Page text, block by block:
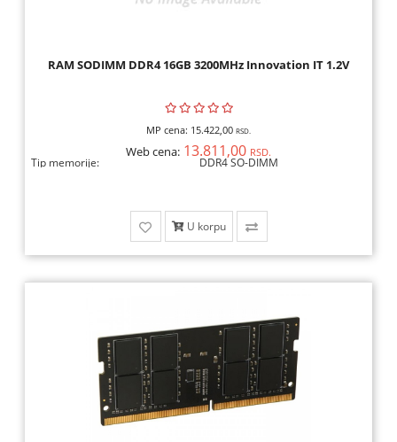
RAM SODIMM DDR4 16GB 3200MHz Innovation IT 1.2V
MP cena: 15.422,00 RSD.
Web cena: 13.811,00 RSD.
Tip memorije: DDR4 SO-DIMM
U korpu